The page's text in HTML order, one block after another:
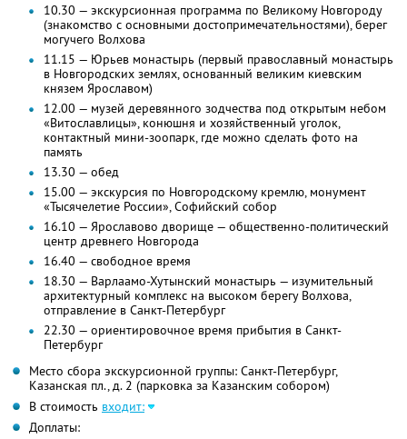
10.30 — экскурсионная программа по Великому Новгороду
(знакомство с основными достопримечательностями), берег
могучего Волхова
11.15 — Юрьев монастырь (первый православный монастырь
в Новгородских землях, основанный великим киевским
князем Ярославом)
12.00 — музей деревянного зодчества под открытым небом
«Витославлицы», конюшня и хозяйственный уголок,
контактный мини-зоопарк, где можно сделать фото на
память
13.30 — обед
15.00 — экскурсия по Новгородскому кремлю, монумент
«Тысячелетие России», Софийский собор
16.10 — Ярославово дворище — общественно-политический
центр древнего Новгорода
16.40 — свободное время
18.30 — Варлаамо-Хутынский монастырь — изумительный
архитектурный комплекс на высоком берегу Волхова,
отправление в Санкт-Петербург
22.30 — ориентировочное время прибытия в Санкт-
Петербург
Место сбора экскурсионной группы: Санкт-Петербург,
Казанская пл., д. 2 (парковка за Казанским собором)
В стоимость входит:
Доплаты: